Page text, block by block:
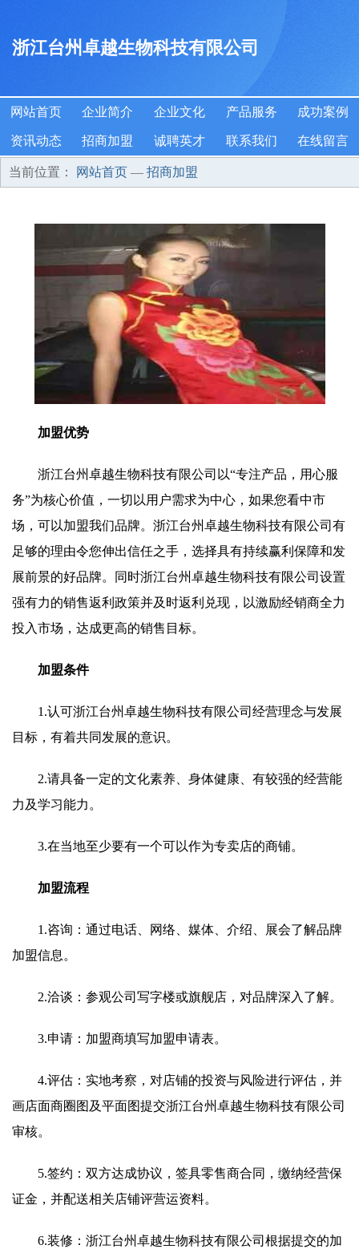
浙江台州卓越生物科技有限公司
网站首页 企业简介 企业文化 产品服务 成功案例
资讯动态 招商加盟 诚聘英才 联系我们 在线留言
当前位置： 网站首页 — 招商加盟
加盟优势
浙江台州卓越生物科技有限公司以“专注产品，用心服
务”为核心价值，一切以用户需求为中心，如果您看中市
场，可以加盟我们品牌。浙江台州卓越生物科技有限公司有
足够的理由令您伸出信任之手，选择具有持续赢利保障和发
展前景的好品牌。同时浙江台州卓越生物科技有限公司设置
强有力的销售返利政策并及时返利兑现，以激励经销商全力
投入市场，达成更高的销售目标。
加盟条件
1.认可浙江台州卓越生物科技有限公司经营理念与发展
目标，有着共同发展的意识。
2.请具备一定的文化素养、身体健康、有较强的经营能
力及学习能力。
3.在当地至少要有一个可以作为专卖店的商铺。
加盟流程
1.咨询：通过电话、网络、媒体、介绍、展会了解品牌
加盟信息。
2.洽谈：参观公司写字楼或旗舰店，对品牌深入了解。
3.申请：加盟商填写加盟申请表。
4.评估：实地考察，对店铺的投资与风险进行评估，并
画店面商圈图及平面图提交浙江台州卓越生物科技有限公司
审核。
5.签约：双方达成协议，签具零售商合同，缴纳经营保
证金，并配送相关店铺评营运资料。
6.装修：浙江台州卓越生物科技有限公司根据提交的加